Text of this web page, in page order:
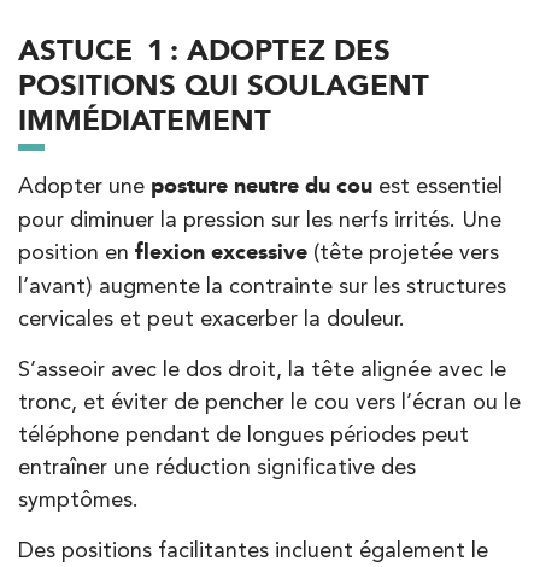
ASTUCE 1 : ADOPTEZ DES
POSITIONS QUI SOULAGENT
IMMÉDIATEMENT
Adopter une posture neutre du cou est essentiel
pour diminuer la pression sur les nerfs irrités. Une
position en flexion excessive (tête projetée vers
l’avant) augmente la contrainte sur les structures
cervicales et peut exacerber la douleur.
S’asseoir avec le dos droit, la tête alignée avec le
tronc, et éviter de pencher le cou vers l’écran ou le
téléphone pendant de longues périodes peut
entraîner une réduction significative des
symptômes.
Des positions facilitantes incluent également le
20 Rue de la Pépinière 75008 Paris
20 Rue de la Pépinière 75008 Paris
01 55 06 05 07
PRENDRE RDV
IK Vanves – 92
5 Rue Monge 92170 Vanves
5 Rue Monge 92170 Vanves
01 46 44 33 92
PRENDRE RDV
PRENDRE RDV
Kinésithérapie Balnéothérapie